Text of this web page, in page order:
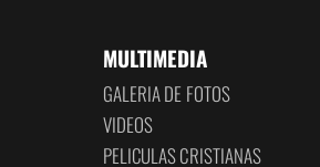
MULTIMEDIA
GALERIA DE FOTOS
VIDEOS
PELICULAS CRISTIANAS